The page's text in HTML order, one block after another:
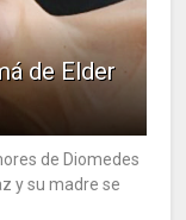
de Elder
de Diomedes
y su madre se